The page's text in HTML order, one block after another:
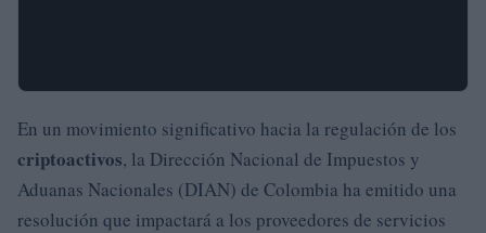
En un movimiento significativo hacia la regulación de los
criptoactivos, la Dirección Nacional de Impuestos y
Aduanas Nacionales (DIAN) de Colombia ha emitido una
resolución que impactará a los proveedores de servicios